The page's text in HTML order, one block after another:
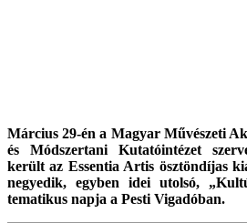
Március 29-én a Magyar Művészeti
és Módszertani Kutatóintézet
került az Essentia Artis ösztöndíjas
negyedik, egyben idei utolsó,
tematikus napja a Pesti Vigadóban.